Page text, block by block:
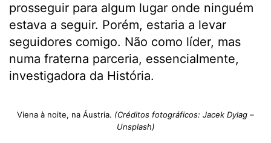
prosseguir para algum lugar onde ninguém
estava a seguir. Porém, estaria a levar
seguidores comigo. Não como líder, mas
numa fraterna parceria, essencialmente,
investigadora da História.
Viena à noite, na Áustria. (Créditos fotográficos: Jacek Dylag –
Unsplash)